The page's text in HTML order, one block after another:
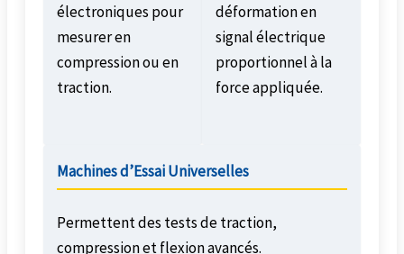
électroniques pour
mesurer en
compression ou en
traction.
déformation en
signal électrique
proportionnel à la
force appliquée.
Machines d’Essai Universelles
Permettent des tests de traction,
compression et flexion avancés.